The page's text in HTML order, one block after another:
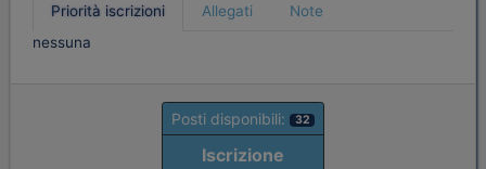
Priorità iscrizioni Allegati
Note
nessuna
Posti disponibili: 32
Iscrizione